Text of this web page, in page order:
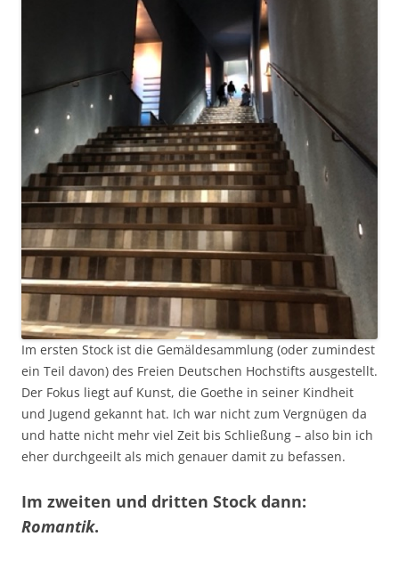
Im ersten Stock ist die Gemäldesammlung (oder zumindest
ein Teil davon) des Freien Deutschen Hochstifts ausgestellt.
Der Fokus liegt auf Kunst, die Goethe in seiner Kindheit
und Jugend gekannt hat. Ich war nicht zum Vergnügen da
und hatte nicht mehr viel Zeit bis Schließung – also bin ich
eher durchgeeilt als mich genauer damit zu befassen.
Im zweiten und dritten Stock dann:
Romantik.